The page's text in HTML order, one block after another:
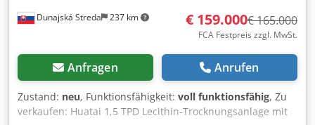
Dunajská Streda 237 km € 159.000€ 165.000
FCA Festpreis zzgl. MwSt.
Anfragen Anrufen
Zustand: neu, Funktionsfähigkeit: voll funktionsfähig, Zu
verkaufen: Huatai 1,5 TPD Lecithin-Trocknungsanlage mit